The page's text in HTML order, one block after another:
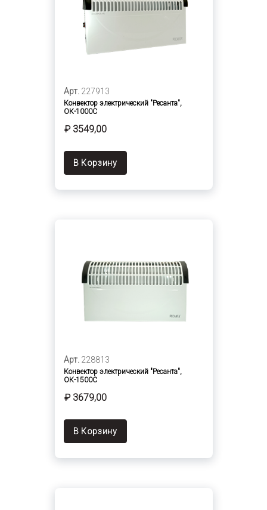
Арт. 227913
Конвектор электрический "Ресанта",
ОК-1000С
₽ 3549,00
В Корзину
Арт. 228813
Конвектор электрический "Ресанта",
ОК-1500С
₽ 3679,00
В Корзину